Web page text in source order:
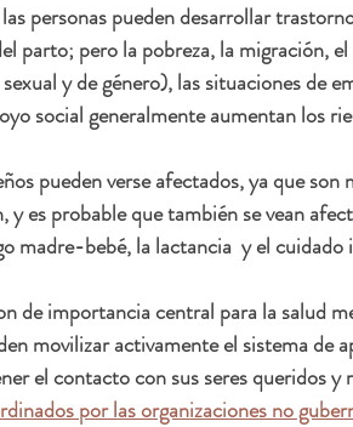
personas pueden desarrollar
parto; pero la pobreza, la migración,
y de género), las situaciones de
social generalmente aumentan los
pueden verse afectados, ya que
y es probable que también se vean
madre-bebé, la lactancia  y el
de importancia central para la salud
movilizar activamente el sistema de
el contacto con sus seres queridos y
por las organizaciones no